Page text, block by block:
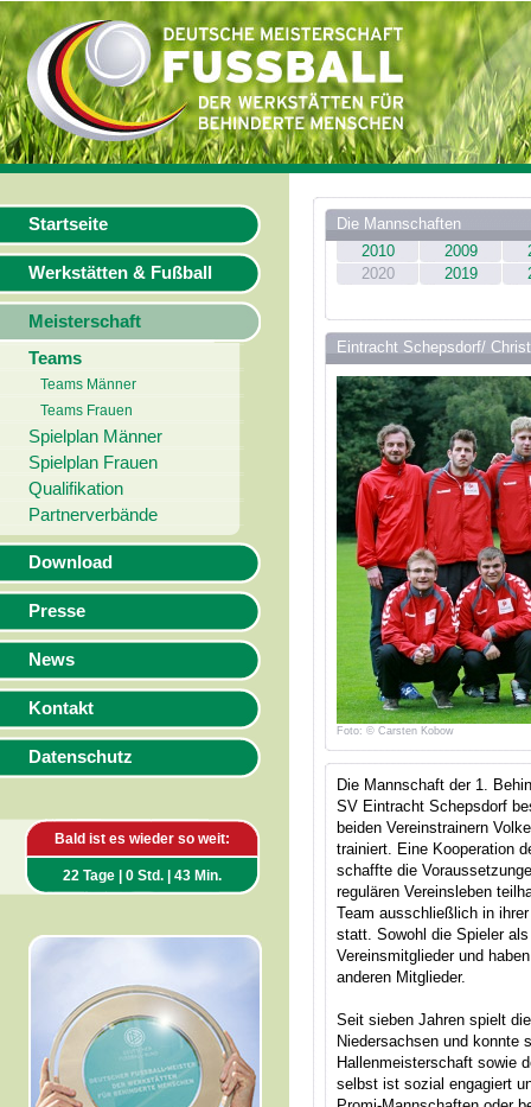
Startseite
Werkstätten & Fußball
Meisterschaft
Teams
Teams Männer
Teams Frauen
Spielplan Männer
Spielplan Frauen
Qualifikation
Partnerverbände
Download
Presse
News
Kontakt
Datenschutz
Bald ist es wieder so weit:
22 Tage | 0 Std. | 43 Min.
Die Mannschaften
2010
2009
2020
2019
Eintracht Schepsdorf/
Foto: © Carsten Kobow
Die Mannschaft der 1.
SV Eintracht Schepsdorf
beiden Vereinstrainern
trainiert. Eine Kooperation
schaffte die
regulären Vereinsleben
Team ausschließlich in
statt. Sowohl die Spieler
Vereinsmitglieder und
anderen Mitglieder.
Seit sieben Jahren spielt
Niedersachsen und konnte
Hallenmeisterschaft sowie
selbst ist sozial engagiert